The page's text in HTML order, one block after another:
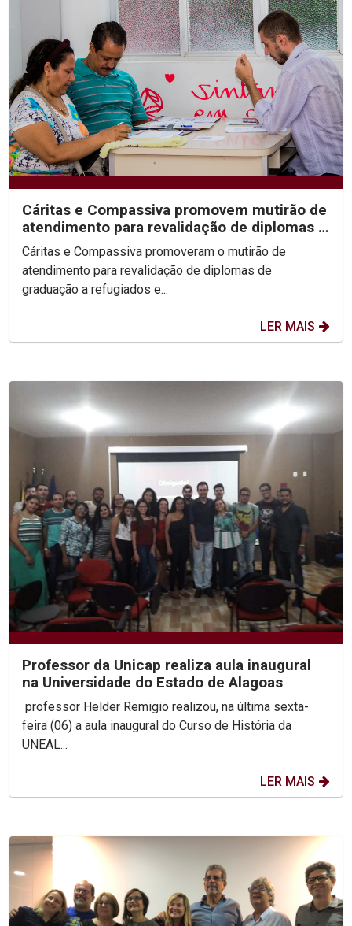
Cáritas e Compassiva promovem mutirão de
atendimento para revalidação de diplomas a
refugiados e...
Cáritas e Compassiva promoveram o mutirão de
atendimento para revalidação de diplomas de
graduação a refugiados e...
LER MAIS
Professor da Unicap realiza aula inaugural
na Universidade do Estado de Alagoas
professor Helder Remigio realizou, na última sexta-
feira (06) a aula inaugural do Curso de História da
UNEAL...
LER MAIS